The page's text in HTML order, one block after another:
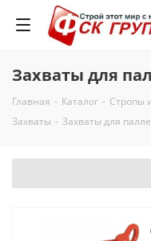
Захваты для
Главная - Каталог - Стропы
Захваты - Захваты для